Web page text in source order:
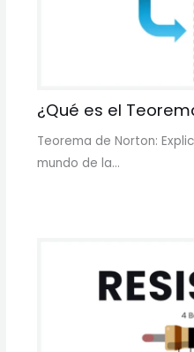
¿Qué es el
Teorema de Norton:
mundo de la…